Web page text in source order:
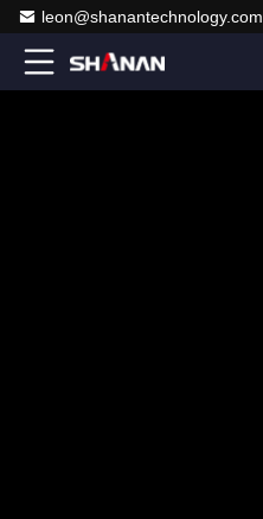
leon@shanantechnology.com